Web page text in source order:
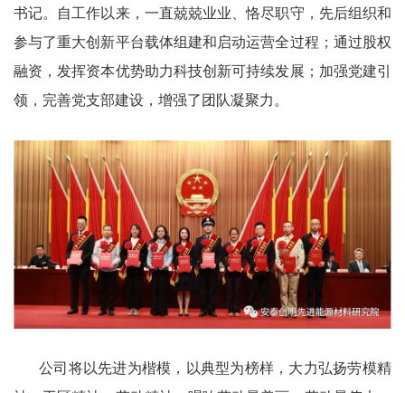
书记。自工作以来，一直兢兢业业、恪尽职守，先后组织和
参与了重大创新平台载体组建和启动运营全过程；通过股权
融资，发挥资本优势助力科技创新可持续发展；加强党建引
领，完善党支部建设，增强了团队凝聚力。
公司将以先进为楷模，以典型为榜样，大力弘扬劳模精